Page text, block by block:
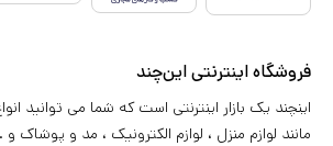
فروشگاه اینترنتی این‌چند
اینچند یک بازار اینترنتی است که شما می توانید
مانند لوازم منزل ، لوازم الکترونیک ، مد و پوشاک و